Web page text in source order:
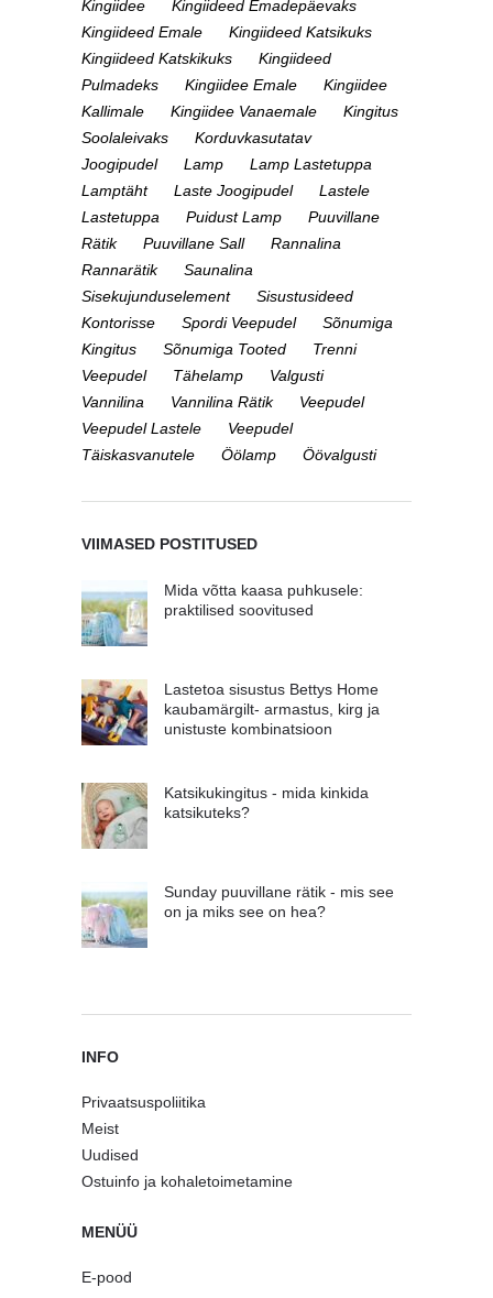
Kingiidee
Kingiideed Emadepäevaks
Kingiideed Emale
Kingiideed Katsikuks
Kingiideed Katskikuks
Kingiideed
Pulmadeks
Kingiidee Emale
Kingiidee
Kallimale
Kingiidee Vanaemale
Kingitus
Soolaleivaks
Korduvkasutatav
Joogipudel
Lamp
Lamp Lastetuppa
Lamptäht
Laste Joogipudel
Lastele
Lastetuppa
Puidust Lamp
Puuvillane
Rätik
Puuvillane Sall
Rannalina
Rannarätik
Saunalina
Sisekujunduselement
Sisustusideed
Kontorisse
Spordi Veepudel
Sõnumiga
Kingitus
Sõnumiga Tooted
Trenni
Veepudel
Tähelamp
Valgusti
Vannilina
Vannilina Rätik
Veepudel
Veepudel Lastele
Veepudel
Täiskasvanutele
Öölamp Öövalgusti
VIIMASED POSTITUSED
Mida võtta kaasa puhkusele:
praktilised soovitused
Lastetoa sisustus Bettys Home
kaubamärgilt- armastus, kirg ja
unistuste kombinatsioon
Katsikukingitus - mida kinkida
katsikuteks?
Sunday puuvillane rätik - mis see
on ja miks see on hea?
INFO
Privaatsuspoliitika
Meist
Uudised
Ostuinfo ja kohaletoimetamine
MENÜÜ
E-pood